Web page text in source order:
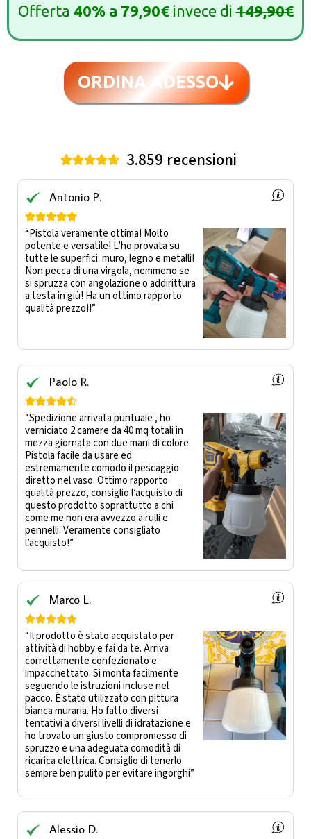
Offerta 40%a 79,90€ invece di149,90€
ORDINA ADESSO
 3.859 recensioni
Antonio P.

“Pistola veramente ottima! Molto
potente e versatile! L’ho provata su
tutte le superfici: muro, legno e metalli!
Non pecca di una virgola, nemmeno se
si spruzza con angolazione o addirittura
a testa in giù! Ha un ottimo rapporto
qualità prezzo!!”
Paolo R.

“Spedizione arrivata puntuale , ho
verniciato 2 camere da 40 mq totali in
mezza giornata con due mani di colore.
Pistola facile da usare ed
estremamente comodo il pescaggio
diretto nel vaso. Ottimo rapporto
qualità prezzo, consiglio l’acquisto di
questo prodotto soprattutto a chi
come me non era avvezzo a rulli e
pennelli. Veramente consigliato
l’acquisto!”
Marco L.

“Il prodotto è stato acquistato per
attività di hobby e fai da te. Arriva
correttamente confezionato e
impacchettato. Si monta facilmente
seguendo le istruzioni incluse nel
pacco. È stato utilizzato con pittura
bianca muraria. Ho fatto diversi
tentativi a diversi livelli di idratazione e
ho trovato un giusto compromesso di
spruzzo e una adeguata comodità di
ricarica elettrica. Consiglio di tenerlo
sempre ben pulito per evitare ingorghi”
Alessio D.